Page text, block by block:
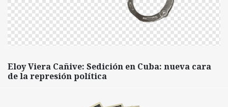
Eloy Viera Cañive: Sedición en Cuba: nueva cara
de la represión política